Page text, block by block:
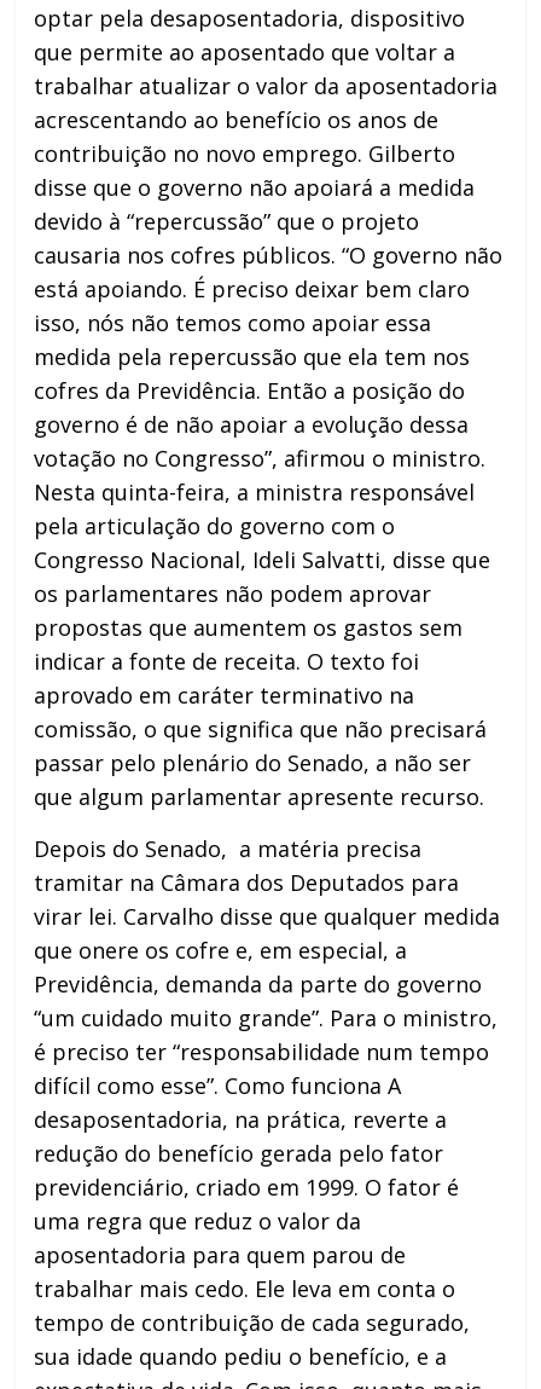
optar pela desaposentadoria, dispositivo
que permite ao aposentado que voltar a
trabalhar atualizar o valor da aposentadoria
acrescentando ao benefício os anos de
contribuição no novo emprego. Gilberto
disse que o governo não apoiará a medida
devido à “repercussão” que o projeto
causaria nos cofres públicos. “O governo não
está apoiando. É preciso deixar bem claro
isso, nós não temos como apoiar essa
medida pela repercussão que ela tem nos
cofres da Previdência. Então a posição do
governo é de não apoiar a evolução dessa
votação no Congresso”, afirmou o ministro.
Nesta quinta-feira, a ministra responsável
pela articulação do governo com o
Congresso Nacional, Ideli Salvatti, disse que
os parlamentares não podem aprovar
propostas que aumentem os gastos sem
indicar a fonte de receita. O texto foi
aprovado em caráter terminativo na
comissão, o que significa que não precisará
passar pelo plenário do Senado, a não ser
que algum parlamentar apresente recurso.
Depois do Senado, a matéria precisa
tramitar na Câmara dos Deputados para
virar lei. Carvalho disse que qualquer medida
que onere os cofre e, em especial, a
Previdência, demanda da parte do governo
“um cuidado muito grande”. Para o ministro,
é preciso ter “responsabilidade num tempo
difícil como esse”. Como funciona A
desaposentadoria, na prática, reverte a
redução do benefício gerada pelo fator
previdenciário, criado em 1999. O fator é
uma regra que reduz o valor da
aposentadoria para quem parou de
trabalhar mais cedo. Ele leva em conta o
tempo de contribuição de cada segurado,
sua idade quando pediu o benefício, e a